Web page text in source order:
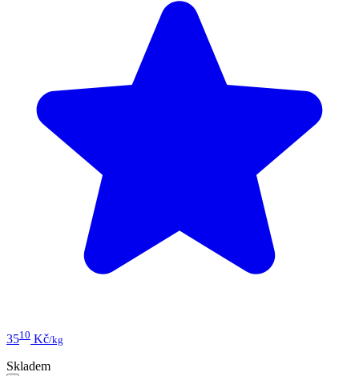
3510 Kč/kg
Skladem